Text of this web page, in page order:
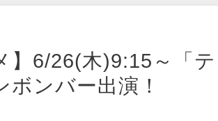
】6/26(木)9:15～「
ボンバー出演！